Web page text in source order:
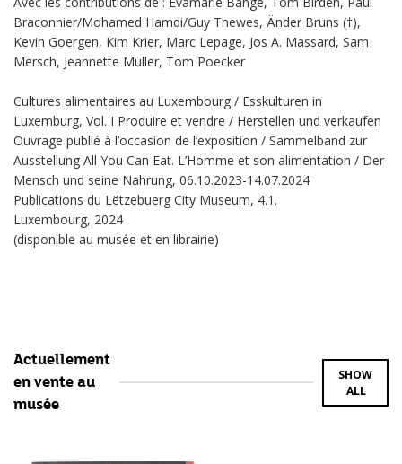
Braconnier/Mohamed Hamdi/Guy Thewes, Änder Bruns (†),
Kevin Goergen, Kim Krier, Marc Lepage, Jos A. Massard, Sam
Mersch, Jeannette Muller, Tom Poecker
Cultures alimentaires au Luxembourg / Esskulturen in
Luxemburg, Vol. I Produire et vendre / Herstellen und verkaufen
Ouvrage publié à l’occasion de l’exposition / Sammelband zur
Ausstellung All You Can Eat. L’Homme et son alimentation / Der
Mensch und seine Nahrung, 06.10.2023-14.07.2024
Publications du Lëtzebuerg City Museum, 4.1.
Luxembourg, 2024
(disponible au musée et en librairie)
Actuellement
en vente au
musée
SHOW
ALL